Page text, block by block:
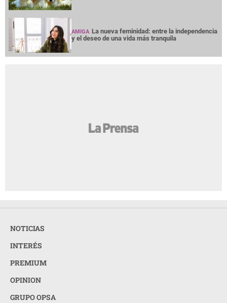
AMIGA La nueva feminidad: entre la independencia
y el deseo de una vida más tranquila
NOTICIAS
INTERÉS
PREMIUM
OPINION
GRUPO OPSA